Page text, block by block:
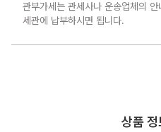
관부가세는 관세사나 운송업체의
세관에 납부하시면 됩니다.
상품 정